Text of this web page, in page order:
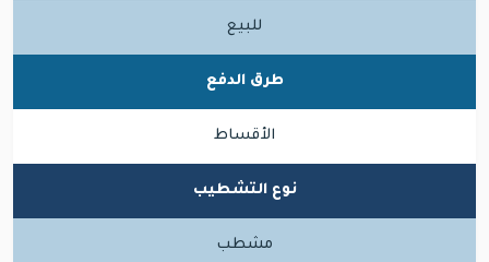
للبيع
طرق الدفع
الأقساط
نوع التشطيب
مشطب